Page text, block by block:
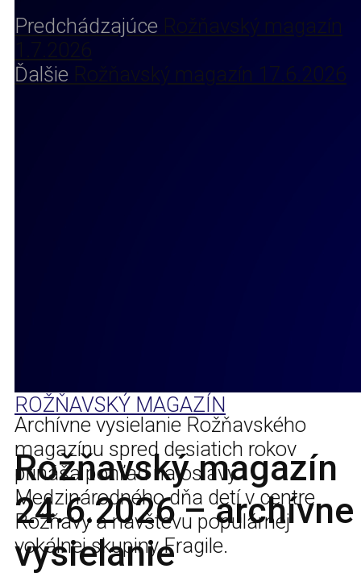
Predchádzajúce Rožňavský magazín
Ďalšie
Rožňavský magazín 17.6.2026
ROŽŇAVSKÝ MAGAZÍN
Rožňavský magazín
24.6.2026 – archívne
vysielanie
Archívne vysielanie Rožňavského
magazínu spred desiatich rokov
prináša pohľad na oslavy
Medzinárodného dňa detí v centre
Rožňavy a návštevu populárnej
vokálnej skupiny Fragile.